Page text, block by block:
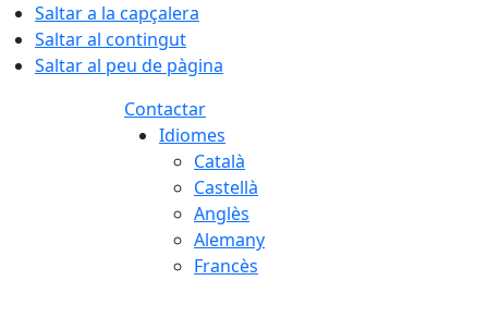
Saltar a la capçalera
Saltar al contingut
Saltar al peu de pàgina
Contactar
Idiomes
Català
Castellà
Anglès
Alemany
Francès